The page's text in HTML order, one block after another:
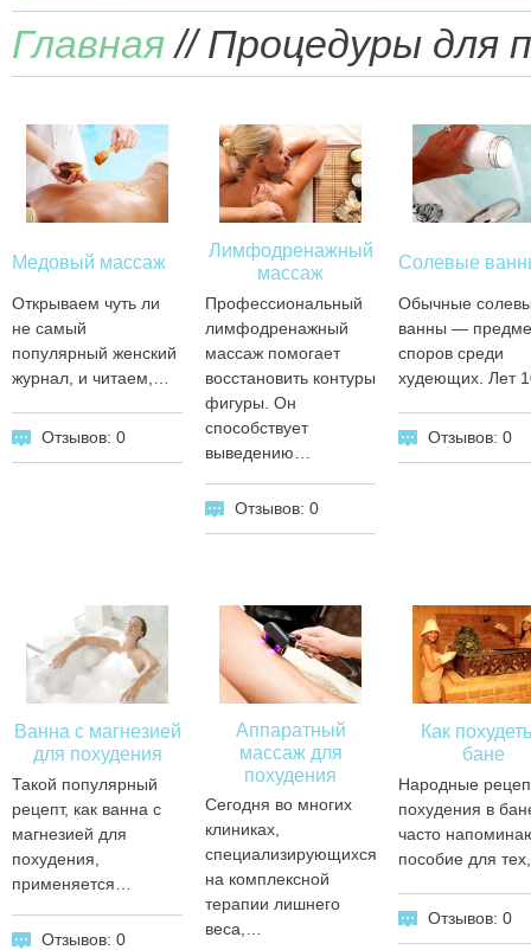
Главная// Процедуры для
Медовый массаж
Открываем чуть ли
не самый
популярный женский
журнал, и читаем,…
Отзывов: 0
Лимфодренажный
массаж
Профессиональный
лимфодренажный
массаж помогает
восстановить контуры
фигуры. Он
способствует
выведению…
Отзывов: 0
Солевые
Обычные
ванны —
споров среди
худеющих. Лет
Отзывов: 0
Ванна с магнезией
для похудения
Такой популярный
рецепт, как ванна с
магнезией для
похудения,
применяется…
Отзывов: 0
Аппаратный
массаж для
похудения
Сегодня во многих
клиниках,
специализирующихся
на комплексной
терапии лишнего
веса,…
Как
бане
Народные
похудения в
часто
пособие для
Отзывов: 0